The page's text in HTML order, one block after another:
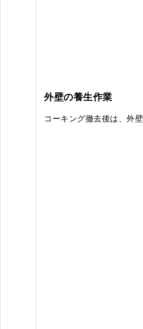
外壁の養生作業
コーキング撤去後は、外